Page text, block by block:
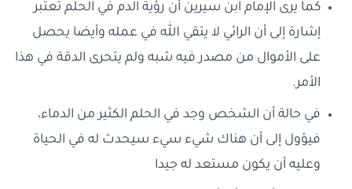
كما يرى الإمام ابن سيرين أن رؤية الدم في الحلم تعتبر
إشارة إلى أن الرائي لا يتقي الله في عمله وأيضا يحصل
على الأموال من مصدر فيه شبه ولم يتحرى الدقة في هذا
الأمر.
في حالة أن الشخص وجد في الحلم الكثير من الدماء،
فيؤول إلى أن هناك شيء سيء سيحدث له في الحياة
وعليه أن يكون مستعد له جيدا